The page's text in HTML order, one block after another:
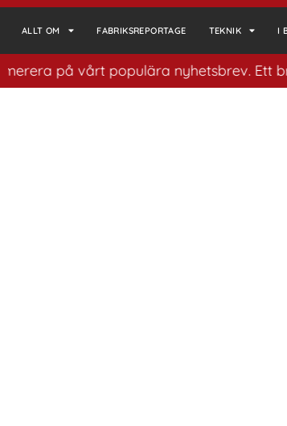
ALLT OM FABRIKSREPORTAGE TEKNIK I
vårt populära nyhetsbrev. Ett bra sätt